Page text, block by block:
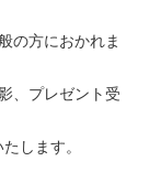
の方におかれま
、プレゼント受
します。